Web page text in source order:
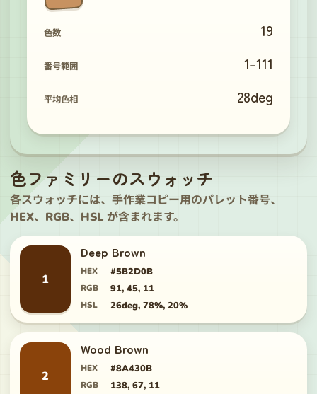
色数 19
番号範囲 1-111
平均色相 28deg
色ファミリーのスウォッチ
各スウォッチには、手作業コピー用のパレット番号、
HEX、RGB、HSL が含まれます。
1
Deep Brown
HEX #5B2D0B
RGB 91, 45, 11
HSL 26deg, 78%, 20%
2
Wood Brown
HEX #8A430B
RGB 138, 67, 11